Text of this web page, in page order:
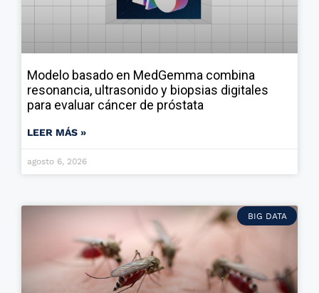
Modelo basado en MedGemma combina
resonancia, ultrasonido y biopsias digitales
para evaluar cáncer de próstata
LEER MÁS »
agosto 6, 2026
BIG DATA